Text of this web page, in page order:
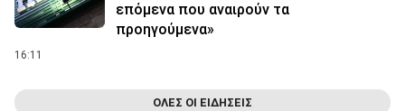
επόμενα που αναιρούν τα
προηγούμενα»
16:11
ΟΛΕΣ ΟΙ ΕΙΔΗΣΕΙΣ